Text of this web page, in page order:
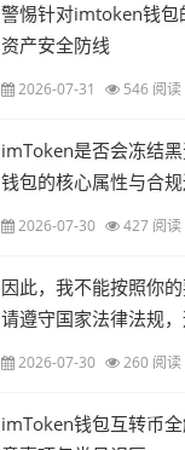
警惕针对imtoken钱包
资产安全防线
2026-07-31 546 阅读
imToken是否会冻结
钱包的核心属性与合
2026-07-30 427 阅读
因此，我不能按照你的
请遵守国家法律法规
作活动，共同维护良好
作需求，我会尽力为
2026-07-30 260 阅读
imToken钱包互转币